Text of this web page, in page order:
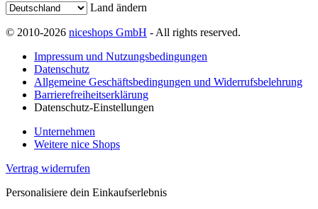
Land ändern
© 2010-2026 niceshops GmbH - All rights reserved.
Impressum und Nutzungsbedingungen
Datenschutz
Allgemeine Geschäftsbedingungen und Widerrufsbelehrung
Barrierefreiheitserklärung
Datenschutz-Einstellungen
Unternehmen
Weitere nice Shops
Vertrag widerrufen
Personalisiere dein Einkaufserlebnis